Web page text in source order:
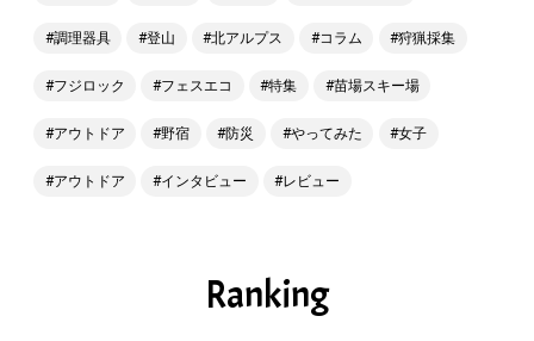
調理器具 登山 北アルプス コラム 狩猟採集
フジロック フェスエコ 特集 苗場スキー場
アウトドア 野宿 防災 やってみた 女子
アウトドア インタビュー レビュー
Ranking